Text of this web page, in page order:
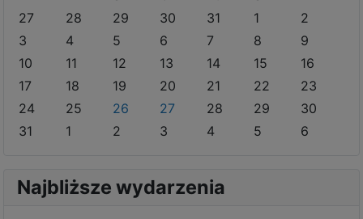
27
28 29 30 31 1
2
3
4 5 6 7 8
9
10
11 12 13 14 15
16
17
18 19 20 21 22
23
24
25 26 27 28 29
30
31
1 2 3 4 5 6
Najbliższe wydarzenia